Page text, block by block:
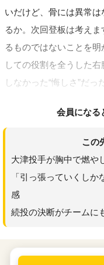
いだけど、骨には異常
るか。次回登板は考え
るものではないことを
しての役割を全うした
しなかった“悔しさ”だっ
会員になる
この
大津投手が胸中で燃や
「引っ張っていくし
感
続投の決断がチームに